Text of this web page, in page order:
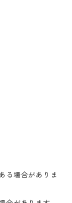
る場合がありま